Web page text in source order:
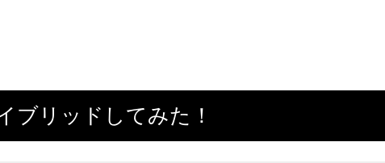
ブリッドしてみた！